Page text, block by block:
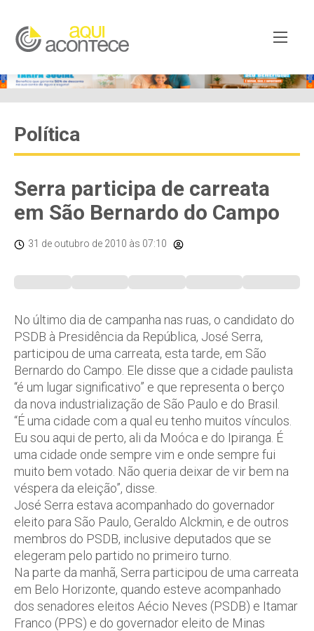
Política
Serra participa de carreata
em São Bernardo do Campo
31 de outubro de 2010 às 07:10
No último dia de campanha nas ruas, o candidato do
PSDB à Presidência da República, José Serra,
participou de uma carreata, esta tarde, em São
Bernardo do Campo. Ele disse que a cidade paulista
“é um lugar significativo” e que representa o berço
da nova industrialização de São Paulo e do Brasil.
“É uma cidade com a qual eu tenho muitos vínculos.
Eu sou aqui de perto, ali da Moóca e do Ipiranga. É
uma cidade onde sempre vim e onde sempre fui
muito bem votado. Não queria deixar de vir bem na
véspera da eleição”, disse.
José Serra estava acompanhado do governador
eleito para São Paulo, Geraldo Alckmin, e de outros
membros do PSDB, inclusive deputados que se
elegeram pelo partido no primeiro turno.
Na parte da manhã, Serra participou de uma carreata
em Belo Horizonte, quando esteve acompanhado
dos senadores eleitos Aécio Neves (PSDB) e Itamar
Franco (PPS) e do governador eleito de Minas